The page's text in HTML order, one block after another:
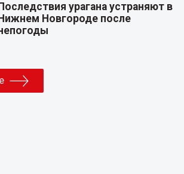
Последствия урагана устраняют в
Нижнем Новгороде после